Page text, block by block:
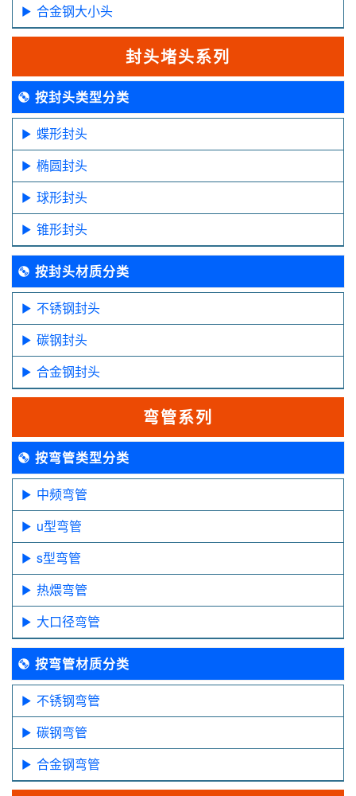
合金钢大小头
封头堵头系列
按封头类型分类
蝶形封头
椭圆封头
球形封头
锥形封头
按封头材质分类
不锈钢封头
碳钢封头
合金钢封头
弯管系列
按弯管类型分类
中频弯管
u型弯管
s型弯管
热煨弯管
大口径弯管
按弯管材质分类
不锈钢弯管
碳钢弯管
合金钢弯管